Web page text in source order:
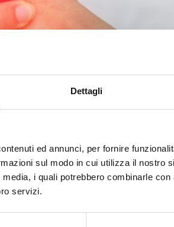
Dettagli
ed annunci, per fornire
sul modo in cui utilizza il nostro
i quali potrebbero combinarle
servizi.